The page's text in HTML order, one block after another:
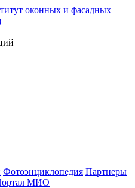
Фотоэнциклопедия Партнеры
МИО